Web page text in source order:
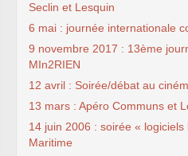
Seclin et Lesquin
6 mai : journée internationale
9 novembre 2017 : 13ème
MIn2RIEN
12 avril : Soirée/débat au
13 mars : Apéro Communs et
14 juin 2006 : soirée «
Maritime